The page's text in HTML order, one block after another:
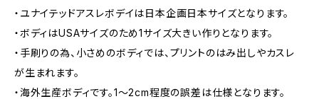
・ユナイテッドアスレボデイは日本企画日本サイズとなります。
・ボディはUSAサイズのため1サイズ大きい作りとなります。
・手刷りの為、小さめのボディでは、プリントのはみ出しやカスレ
が生まれます。
・海外生産ボディです。1～2cm程度の誤差は仕様となります。